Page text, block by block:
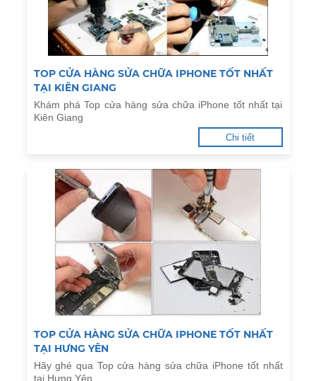
TOP CỬA HÀNG SỬA CHỮA IPHONE TỐT NHẤT
TẠI KIÊN GIANG
Khám phá Top cửa hàng sửa chữa iPhone tốt nhất tại
Kiên Giang
Chi tiết
TOP CỬA HÀNG SỬA CHỮA IPHONE TỐT NHẤT
TẠI HƯNG YÊN
Hãy ghé qua Top cửa hàng sửa chữa iPhone tốt nhất
tại Hưng Yên